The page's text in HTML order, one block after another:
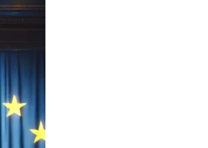
Тбилиси перенесли, но пешеходы
по привычке идут прежним
Юные звезды соцсетей Ана-
Где покупать книги на русском
языке в Тбилиси — подборка
магазинов
01.08.2026